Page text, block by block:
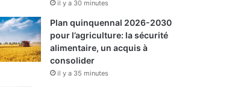
il y a 30 minutes
Plan quinquennal 2026-2030
pour l’agriculture: la sécurité
alimentaire, un acquis à
consolider
il y a 35 minutes